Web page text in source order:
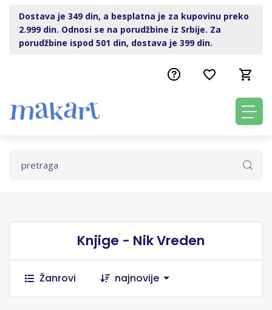
Dostava je 349 din, a besplatna je za kupovinu preko
2.999 din. Odnosi se na porudžbine iz Srbije. Za
porudžbine ispod 501 din, dostava je 399 din.
Knjige - Nik Vreden
Žanrovi najnovije